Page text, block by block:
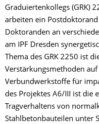
Graduiertenkollegs (GRK)
arbeiten ein
Doktoranden an
am IPF Dresden
Thema des GRK 2250 ist
Verstärkungsmethoden
Verbundwerkstoffe für
des Projektes A6/III ist die
Tragverhaltens von
Stahlbetonbauteilen unter